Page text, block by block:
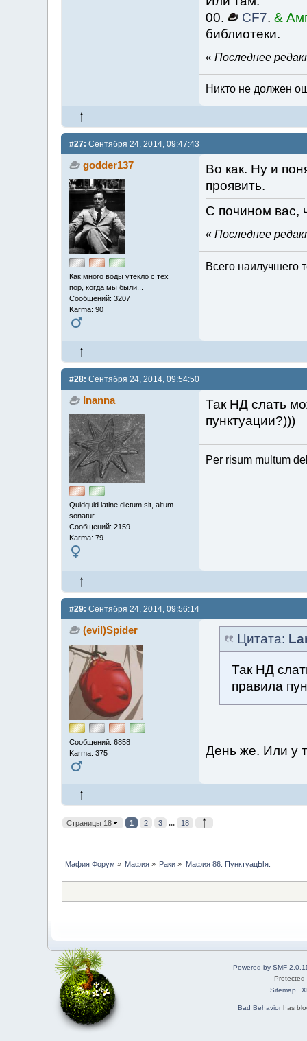
00.
CF7. &
библиотеки.
« Последнее
Никто не должен
#27: Сентября 24, 2014, 09:47:43
godder137
Как много воды утекло с тех
пор, когда мы были...
Сообщений: 3207
Karma: 90
Во как. Ну и
проявить.
С почином вас,
« Последнее
Всего наилучшего
#28: Сентября 24, 2014, 09:54:50
Inanna
Quidquid latine dictum sit, altum
sonatur
Сообщений: 2159
Karma: 79
Так НД слать
пунктуации?)))
Per risum multum
#29: Сентября 24, 2014, 09:56:14
(evil)Spider
Сообщений: 6858
Karma: 375
Цитата:
Так НД
правила
День же. Или у
Страницы 18 1 2 3 ... 18
Мафия Форум » Мафия » Раки » Мафия 86. ПунктуацЫя.
Powered by SMF
Sitemap
Bad Behaviorhas